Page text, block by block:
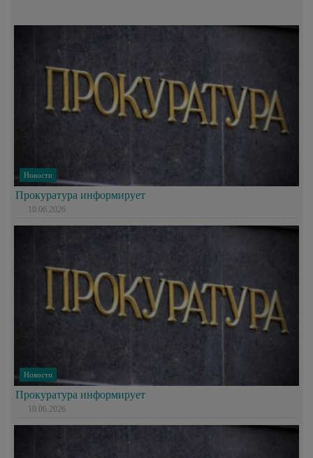
Новости
Прокуратура информирует
10.06.2026
Новости
Прокуратура информирует
10.06.2026